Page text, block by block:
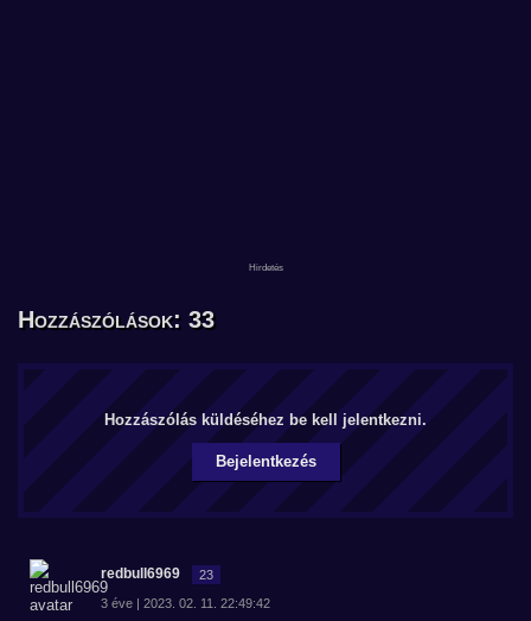
Hozzászólások: 33
Hozzászólás küldéséhez be kell jelentkezni.
Bejelentkezés
redbull6969 23
3 éve | 2023. 02. 11. 22:49:42